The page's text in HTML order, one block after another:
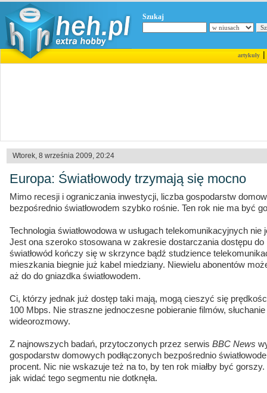
Szukaj
artykuły|
Wtorek, 8 września 2009, 20:24
Europa: Światłowody trzymają się mocno
Mimo recesji i ograniczania inwestycji, liczba gospodarstw
bezpośrednio światłowodem szybko rośnie. Ten rok nie ma być
Technologia światłowodowa w usługach telekomunikacyjnych
Jest ona szeroko stosowana w zakresie dostarczania dostępu
światłowód kończy się w skrzynce bądź studzience
mieszkania biegnie już kabel miedziany. Niewielu abonentów
aż do do gniazdka światłowodem.
Ci, którzy jednak już dostęp taki mają, mogą cieszyć się
100 Mbps. Nie straszne jednoczesne pobieranie filmów,
wideorozmowy.
Z najnowszych badań, przytoczonych przez serwis BBC News
gospodarstw domowych podłączonych bezpośrednio
procent. Nic nie wskazuje też na to, by ten rok miałby być
jak widać tego segmentu nie dotknęła.